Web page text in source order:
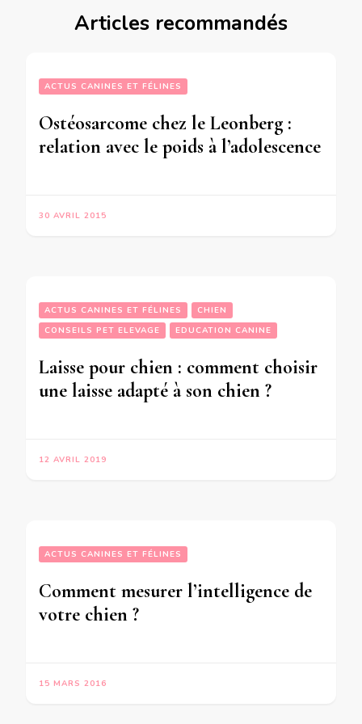
Articles recommandés
ACTUS CANINES ET FÉLINES
Ostéosarcome chez le Leonberg :
relation avec le poids à l’adolescence
30 AVRIL 2015
ACTUS CANINES ET FÉLINES
CHIEN
CONSEILS PET ELEVAGE
EDUCATION CANINE
Laisse pour chien : comment choisir
une laisse adapté à son chien ?
12 AVRIL 2019
ACTUS CANINES ET FÉLINES
Comment mesurer l’intelligence de
votre chien ?
15 MARS 2016